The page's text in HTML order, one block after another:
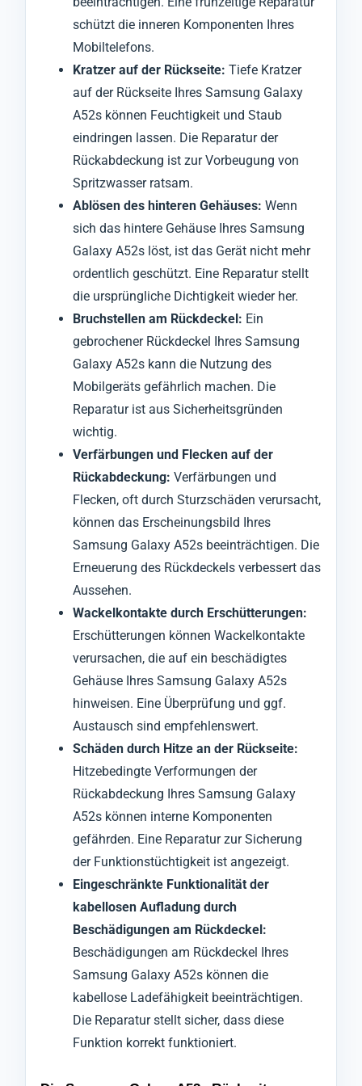
schützt die inneren Komponenten Ihres
Mobiltelefons.
Kratzer auf der Rückseite: Tiefe Kratzer
auf der Rückseite Ihres Samsung Galaxy
A52s können Feuchtigkeit und Staub
eindringen lassen. Die Reparatur der
Rückabdeckung ist zur Vorbeugung von
Spritzwasser ratsam.
Ablösen des hinteren Gehäuses: Wenn
sich das hintere Gehäuse Ihres Samsung
Galaxy A52s löst, ist das Gerät nicht mehr
ordentlich geschützt. Eine Reparatur stellt
die ursprüngliche Dichtigkeit wieder her.
Bruchstellen am Rückdeckel: Ein
gebrochener Rückdeckel Ihres Samsung
Galaxy A52s kann die Nutzung des
Mobilgeräts gefährlich machen. Die
Reparatur ist aus Sicherheitsgründen
wichtig.
Verfärbungen und Flecken auf der
Rückabdeckung: Verfärbungen und
Flecken, oft durch Sturzschäden verursacht,
können das Erscheinungsbild Ihres
Samsung Galaxy A52s beeinträchtigen. Die
Erneuerung des Rückdeckels verbessert das
Aussehen.
Wackelkontakte durch Erschütterungen:
Erschütterungen können Wackelkontakte
verursachen, die auf ein beschädigtes
Gehäuse Ihres Samsung Galaxy A52s
hinweisen. Eine Überprüfung und ggf.
Austausch sind empfehlenswert.
Schäden durch Hitze an der Rückseite:
Hitzebedingte Verformungen der
Rückabdeckung Ihres Samsung Galaxy
A52s können interne Komponenten
gefährden. Eine Reparatur zur Sicherung
der Funktionstüchtigkeit ist angezeigt.
Eingeschränkte Funktionalität der
kabellosen Aufladung durch
Beschädigungen am Rückdeckel:
Beschädigungen am Rückdeckel Ihres
Samsung Galaxy A52s können die
kabellose Ladefähigkeit beeinträchtigen.
Die Reparatur stellt sicher, dass diese
Funktion korrekt funktioniert.